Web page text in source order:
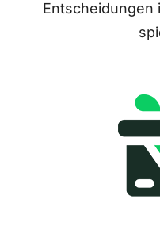
Entscheidungen